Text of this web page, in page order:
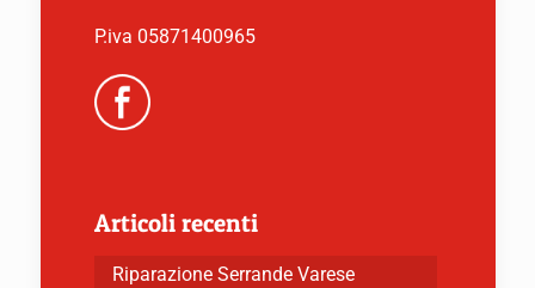
P.iva 05871400965
Articoli recenti
Riparazione Serrande Varese